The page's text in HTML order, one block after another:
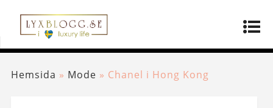
Hemsida » Mode » Chanel i Hong Kong